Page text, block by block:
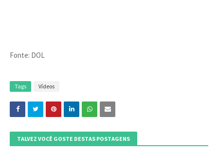
Fonte: DOL
Tags Vídeos
TALVEZ VOCÊ GOSTE DESTAS POSTAGENS